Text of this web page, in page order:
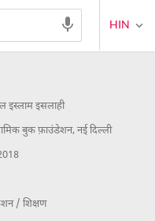
इसलाही
बुक फ़ाउंडेशन, नई दिल्ली
/ शिक्षण
HIN